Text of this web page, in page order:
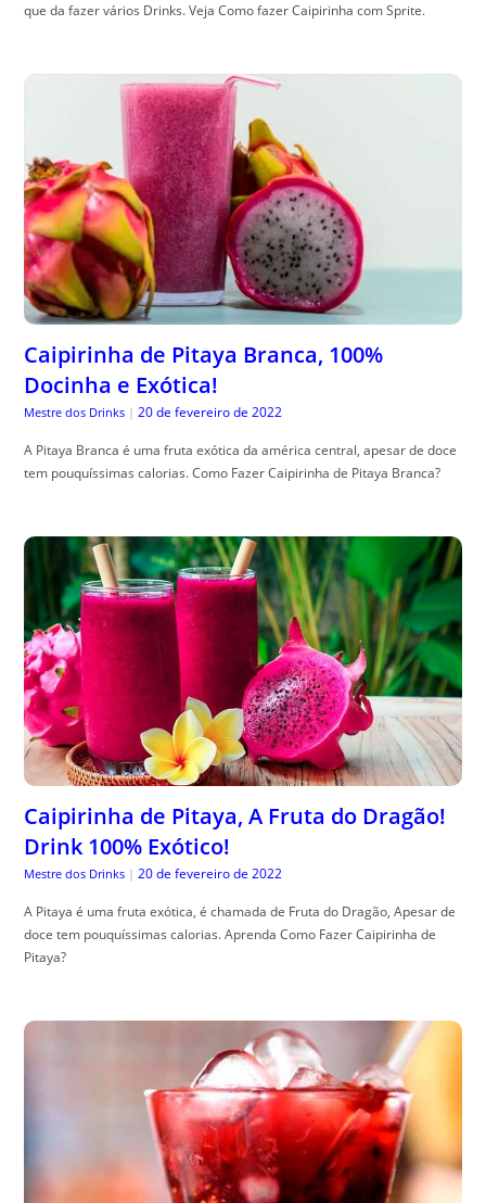
que da fazer vários Drinks. Veja Como fazer Caipirinha com Sprite.
Caipirinha de Pitaya Branca, 100%
Docinha e Exótica!
Mestre dos Drinks | 20 de fevereiro de 2022
A Pitaya Branca é uma fruta exótica da américa central, apesar de doce
tem pouquíssimas calorias. Como Fazer Caipirinha de Pitaya Branca?
Caipirinha de Pitaya, A Fruta do Dragão!
Drink 100% Exótico!
Mestre dos Drinks | 20 de fevereiro de 2022
A Pitaya é uma fruta exótica, é chamada de Fruta do Dragão, Apesar de
doce tem pouquíssimas calorias. Aprenda Como Fazer Caipirinha de
Pitaya?